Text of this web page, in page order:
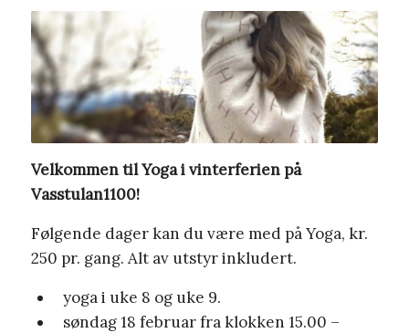
Velkommen til Yoga i vinterferien på
Vasstulan1100!
Følgende dager kan du være med på Yoga, kr.
250 pr. gang. Alt av utstyr inkludert.
yoga i uke 8 og uke 9.
søndag 18 februar fra klokken 15.00 –